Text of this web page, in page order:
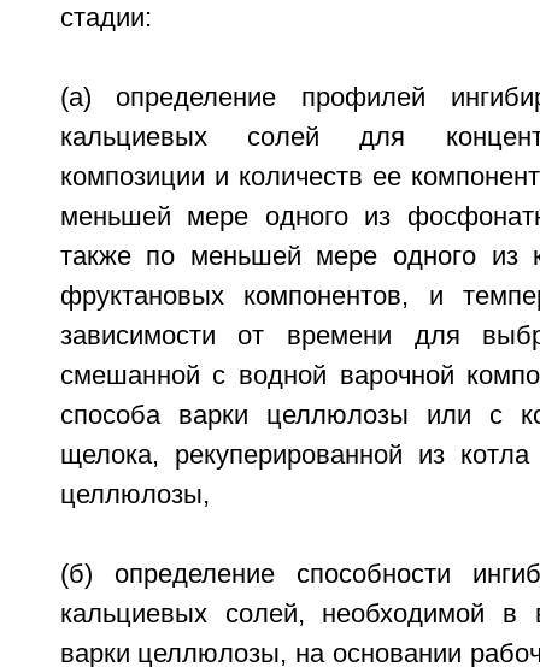
стадии:
(а) определение профилей
кальциевых солей для
композиции и количеств ее
меньшей мере одного из
также по меньшей мере одного из
фруктановых компонентов, и
зависимости от времени для
смешанной с водной варочной
способа варки целлюлозы или с
щелока, рекуперированной из
целлюлозы,
(б) определение способности
кальциевых солей, необходимой в
варки целлюлозы, на основании